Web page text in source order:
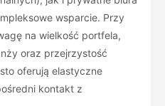
wsparcie. Przy
na wielkość portfela,
oraz przejrzystość
oferują elastyczne
kontakt z